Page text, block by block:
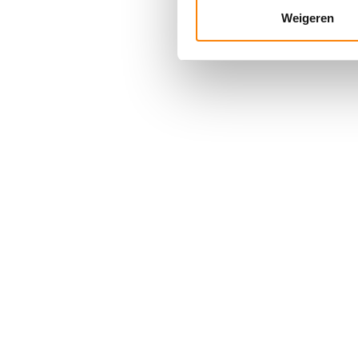
media, adverteren en
Weigeren